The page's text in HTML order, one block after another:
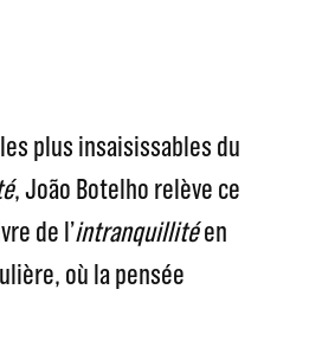
plus insaisissables du
, João Botelho relève ce
de l’intranquillitéen
où la pensée